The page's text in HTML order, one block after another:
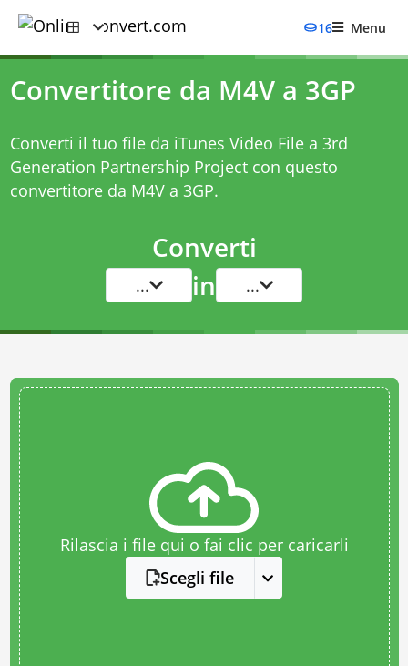
16 Menu
Convertitore da M4V a 3GP
Converti il tuo file da iTunes Video File a 3rd
Generation Partnership Project con questo
convertitore da M4V a 3GP.
Converti
... in ...
Rilascia i file qui o fai clic per caricarli
Scegli file